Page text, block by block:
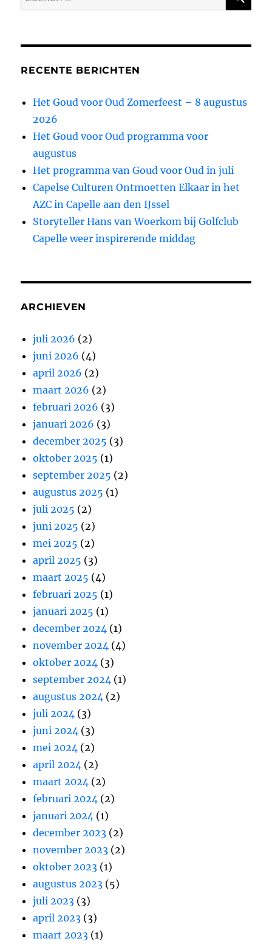
naar:
RECENTE BERICHTEN
Het Goud voor Oud Zomerfeest – 8 augustus
2026
Het Goud voor Oud programma voor
augustus
Het programma van Goud voor Oud in juli
Capelse Culturen Ontmoetten Elkaar in het
AZC in Capelle aan den IJssel
Storyteller Hans van Woerkom bij Golfclub
Capelle weer inspirerende middag
ARCHIEVEN
juli 2026 (2)
juni 2026 (4)
april 2026 (2)
maart 2026 (2)
februari 2026 (3)
januari 2026 (3)
december 2025 (3)
oktober 2025 (1)
september 2025 (2)
augustus 2025 (1)
juli 2025 (2)
juni 2025 (2)
mei 2025 (2)
april 2025 (3)
maart 2025 (4)
februari 2025 (1)
januari 2025 (1)
december 2024 (1)
november 2024 (4)
oktober 2024 (3)
september 2024 (1)
augustus 2024 (2)
juli 2024 (3)
juni 2024 (3)
mei 2024 (2)
april 2024 (2)
maart 2024 (2)
februari 2024 (2)
januari 2024 (1)
december 2023 (2)
november 2023 (2)
oktober 2023 (1)
augustus 2023 (5)
juli 2023 (3)
april 2023 (3)
maart 2023 (1)